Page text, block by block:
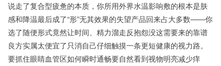
说走了复合型疲惫的本质，你所用外界水温影响敷的根本是肤
感和降温最后成了“形”无其效果的失望产品回来占大多数——你
选了随便形式竟然让时间、精力溜走反抱怨没这需要来的靠谱
良方实属太便宜了只消自己仔细触摸一条更短健康的视力路。
要抓住眼睛血管区如何瞬时通畅要自然看到视物明亮减少痒